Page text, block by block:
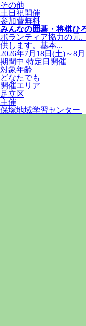
その他
土日祝開催
参加費無料
みんなの囲碁・将棋ひ
ボランティア協力の元
供します。基本...
2026年7月18日(土)～8
期間中 特定日開催
対象年齢
どなたでも
開催エリア
足立区
主催
保塚地域学習センター